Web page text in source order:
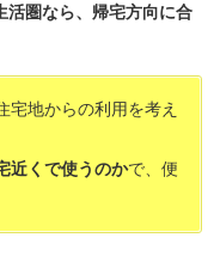
活圏なら、帰宅方向に合
宅地からの利用を考え
近くで使うのかで、便